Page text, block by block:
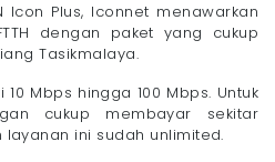
Icon Plus, Iconnet menawarkan
dengan paket yang cukup
Tasikmalaya.
Mbps hingga 100 Mbps. Untuk
cukup membayar sekitar
layanan ini sudah unlimited.